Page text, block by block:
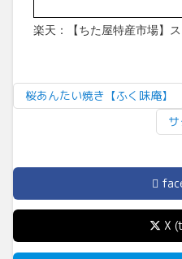
楽天：【ちた屋特産市場】
桜あんたい焼き【ふく味庵】
X